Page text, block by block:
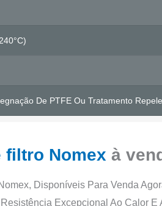
De PTFE Ou Tratamento
filtro Nomex à
Disponíveis Para Venda
Excepcional Ao Calor